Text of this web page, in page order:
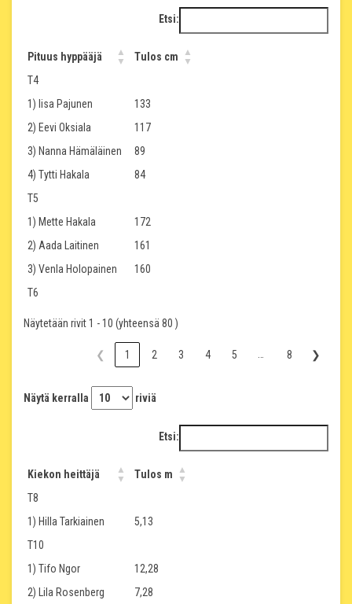
Etsi:
Pituus hyppääjä
Tulos cm
T4
1) Iisa Pajunen
133
2) Eevi Oksiala
117
3) Nanna Hämäläinen
89
4) Tytti Hakala
84
T5
1) Mette Hakala
172
2) Aada Laitinen
161
3) Venla Holopainen
160
T6
Näytetään rivit 1 - 10 (yhteensä 80 )
❮ 1 2 3 4 5 8 ❯
Näytä kerralla riviä
Etsi:
Kiekon heittäjä
Tulos m
T8
1) Hilla Tarkiainen
5,13
T10
1) Tifo Ngor
12,28
2) Lila Rosenberg
7,28